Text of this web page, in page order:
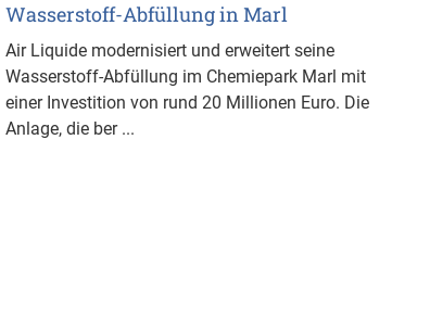
Wasserstoff-Abfüllung in Marl
Air Liquide modernisiert und erweitert seine
Wasserstoff-Abfüllung im Chemiepark Marl mit
einer Investition von rund 20 Millionen Euro. Die
Anlage, die ber ...